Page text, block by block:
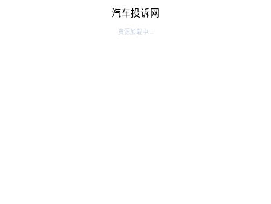
汽车投诉网
资源加载中...